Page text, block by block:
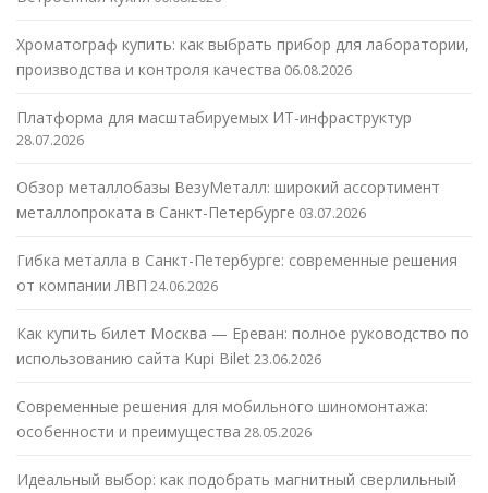
Хроматограф купить: как выбрать прибор для лаборатории,
производства и контроля качества 06.08.2026
Платформа для масштабируемых ИТ-инфраструктур
28.07.2026
Обзор металлобазы ВезуМеталл: широкий ассортимент
металлопроката в Санкт-Петербурге 03.07.2026
Гибка металла в Санкт-Петербурге: современные решения
от компании ЛВП 24.06.2026
Как купить билет Москва — Ереван: полное руководство по
использованию сайта Kupi Bilet23.06.2026
Современные решения для мобильного шиномонтажа:
особенности и преимущества 28.05.2026
Идеальный выбор: как подобрать магнитный сверлильный